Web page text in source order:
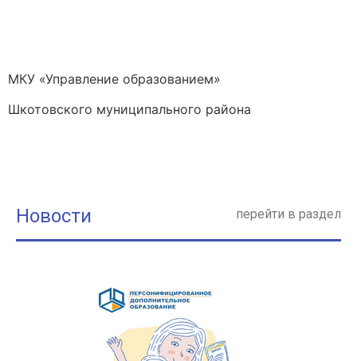
МКУ «Управление образованием»
Шкотовского муниципального района
Новости перейти в раздел